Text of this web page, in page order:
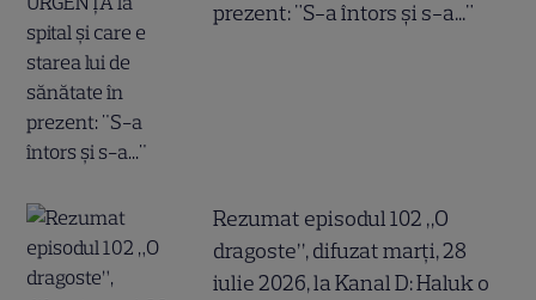
prezent: "S-a întors și s-a..."
Rezumat episodul 102 „O
dragoste”, difuzat marți, 28
iulie 2026, la Kanal D: Haluk o